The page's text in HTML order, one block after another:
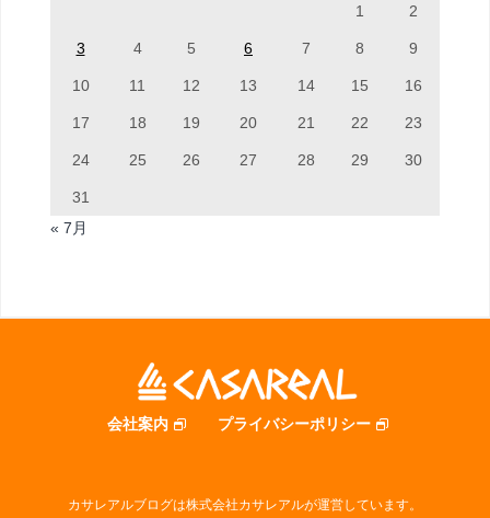
1 2
3 4 5 6 7 8 9
10 11 12 13 14 15 16
17 18 19 20 21 22 23
24 25 26 27 28 29 30
31
« 7月
会社案内 プライバシーポリシー
カサレアルブログは株式会社カサレアルが運営しています。